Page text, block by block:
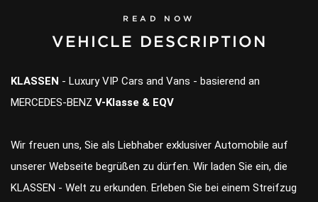
READ NOW
VEHICLE DESCRIPTION
KLASSEN - Luxury VIP Cars and Vans - basierend an
MERCEDES-BENZ V-Klasse & EQV
Wir freuen uns, Sie als Liebhaber exklusiver Automobile auf
unserer Webseite begrüßen zu dürfen. Wir laden Sie ein, die
KLASSEN - Welt zu erkunden. Erleben Sie bei einem Streifzug